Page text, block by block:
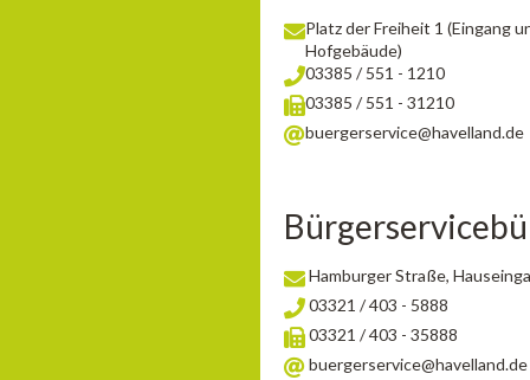
Platz der Freiheit 1 (Eingang
Hofgebäude)
03385 / 551 - 1210
03385 / 551 - 31210
buergerservice@havelland.de
Hamburger Straße,
03321 / 403 - 5888
03321 / 403 - 35888
buergerservice@havelland.de